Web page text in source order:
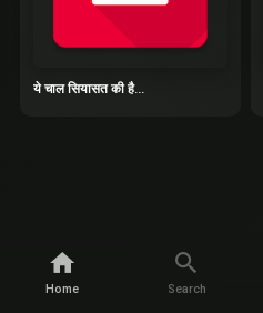
Home Search
ये चाल सियासत की है...